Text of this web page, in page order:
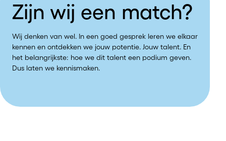
Zijn wij een match?
Wij denken van wel. In een goed gesprek leren we elkaar
kennen en ontdekken we jouw potentie. Jouw talent. En
het belangrijkste: hoe we dit talent een podium geven.
Dus laten we kennismaken.